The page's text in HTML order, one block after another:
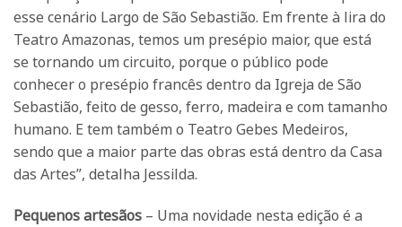
esse cenário Largo de São Sebastião. Em frente à lira do
Teatro Amazonas, temos um presépio maior, que está
se tornando um circuito, porque o público pode
conhecer o presépio francês dentro da Igreja de São
Sebastião, feito de gesso, ferro, madeira e com tamanho
humano. E tem também o Teatro Gebes Medeiros,
sendo que a maior parte das obras está dentro da Casa
das Artes”, detalha Jessilda.
Pequenos artesãos – Uma novidade nesta edição é a